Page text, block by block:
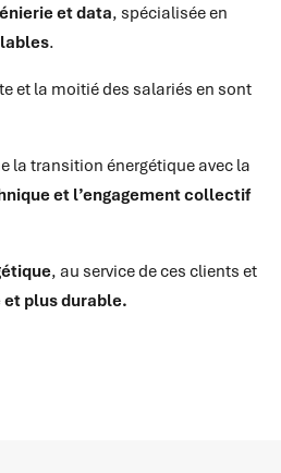
et data, spécialisée en
.
et la moitié des salariés en sont
la transition énergétique avec la
et l’engagement collectif
, au service de ces clients et
plus durable.